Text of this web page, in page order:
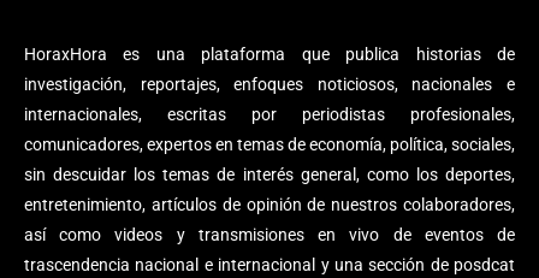
HoraxHora es una plataforma que publica historias de
investigación, reportajes, enfoques noticiosos, nacionales e
internacionales, escritas por periodistas profesionales,
comunicadores, expertos en temas de economía, política, sociales,
sin descuidar los temas de interés general, como los deportes,
entretenimiento, artículos de opinión de nuestros colaboradores,
así como videos y transmisiones en vivo de eventos de
trascendencia nacional e internacional y una sección de posdcat